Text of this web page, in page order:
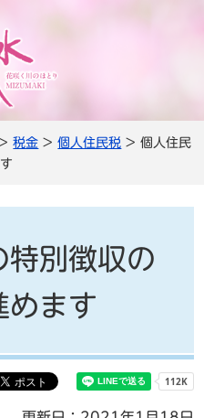
税金 >個人住民税 > 個人住民
特別徴収の
めます